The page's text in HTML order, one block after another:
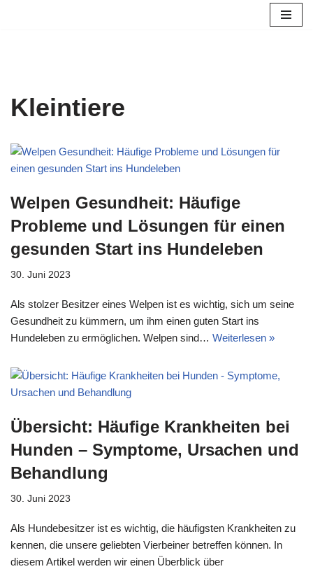
Kleintiere
Welpen Gesundheit: Häufige
Probleme und Lösungen für einen
gesunden Start ins Hundeleben
30. Juni 2023
Als stolzer Besitzer eines Welpen ist es wichtig, sich um seine
Gesundheit zu kümmern, um ihm einen guten Start ins
Hundeleben zu ermöglichen. Welpen sind… Weiterlesen »
Übersicht: Häufige Krankheiten bei
Hunden – Symptome, Ursachen und
Behandlung
30. Juni 2023
Als Hundebesitzer ist es wichtig, die häufigsten Krankheiten zu
kennen, die unsere geliebten Vierbeiner betreffen können. In
diesem Artikel werden wir einen Überblick über